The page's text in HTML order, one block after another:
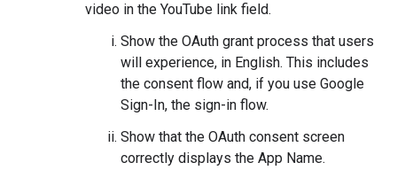
video in the YouTube link field.
Show the OAuth grant process that users
will experience, in English. This includes
the consent flow and, if you use Google
Sign-In, the sign-in flow.
Show that the OAuth consent screen
correctly displays the App Name.